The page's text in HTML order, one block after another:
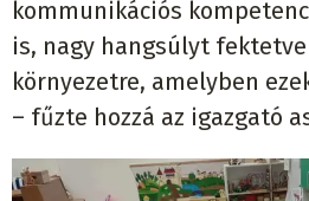
kommunikációs
is, nagy hangsúlyt
környezetre, amelyben
– fűzte hozzá az igazgató